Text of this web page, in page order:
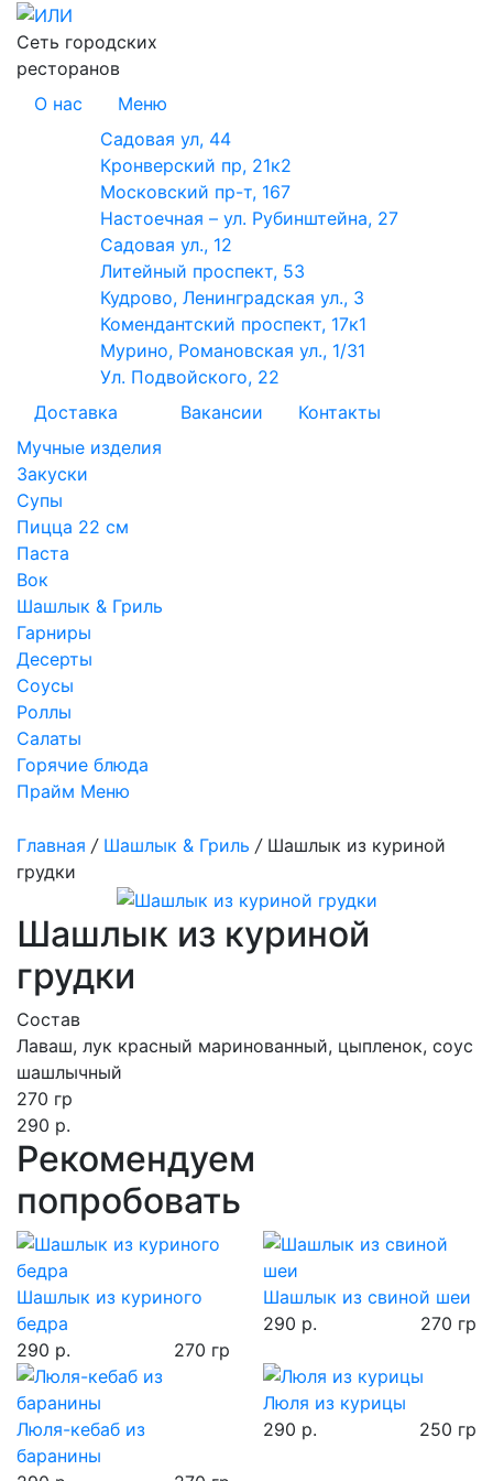
Сеть городских
ресторанов
О нас
Меню
Садовая ул, 44
Кронверский пр, 21к2
Московский пр-т, 167
Настоечная – ул. Рубинштейна, 27
Садовая ул., 12
Литейный проспект, 53
Кудрово, Ленинградская ул., 3
Комендантский проспект, 17к1
Мурино, Романовская ул., 1/31
Ул. Подвойского, 22
Доставка
Мучные изделия
Закуски
Супы
Пицца 22 см
Паста
Вок
Шашлык & Гриль
Гарниры
Десерты
Соусы
Роллы
Салаты
Горячие блюда
Прайм Меню
Вакансии Контакты
Главная / Шашлык & Гриль /Шашлык из куриной
грудки
Шашлык из куриной
грудки
Состав
Лаваш, лук красный маринованный, цыпленок, соус
шашлычный
270 гр
290 р.
Рекомендуем
попробовать
Шашлык из куриного
бедра
290 р.
270 гр
Шашлык из cвинoй шеи
290 р.
270 гр
Люля-кебаб из
баранины
Люля из курицы
290 р.
250 гр